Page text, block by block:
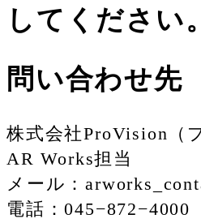
してください。
問い合わせ先
株式会社ProVision（
AR Works担当
メール：
電話：045−872−4000